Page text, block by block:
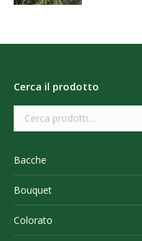
Cerca il prodotto
Bacche
Bouquet
Colorato